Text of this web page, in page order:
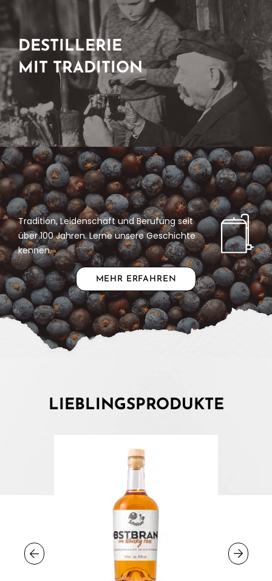
DESTILLERIE
MIT TRADITION
Tradition, Leidenschaft und Berufung seit
über 100 Jahren. Lerne unsere Geschichte
kennen.
MEHR ERFAHREN
LIEBLINGSPRODUKTE